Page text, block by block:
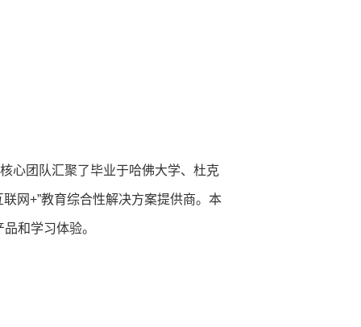
心团队汇聚了毕业于哈佛大学、杜克
网+”教育综合性解决方案提供商。本
和学习体验。